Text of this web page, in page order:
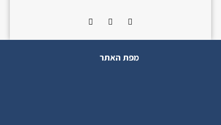
מפת האתר